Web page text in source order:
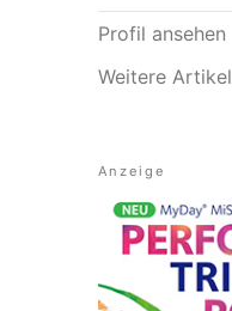
Profil ansehen
Weitere Artikel